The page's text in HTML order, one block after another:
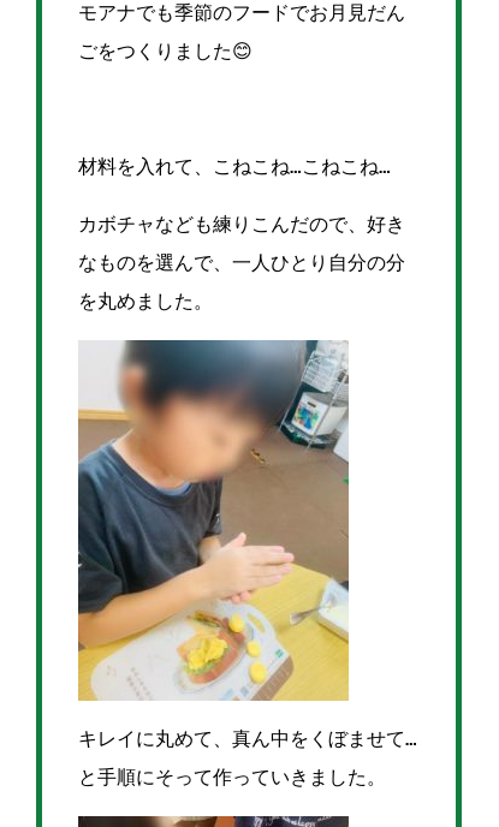
モアナでも季節のフードでお月見だん
ごをつくりました😊
材料を入れて、こねこね…こねこね…
カボチャなども練りこんだので、好き
なものを選んで、一人ひとり自分の分
を丸めました。
キレイに丸めて、真ん中をくぼませて…
と手順にそって作っていきました。